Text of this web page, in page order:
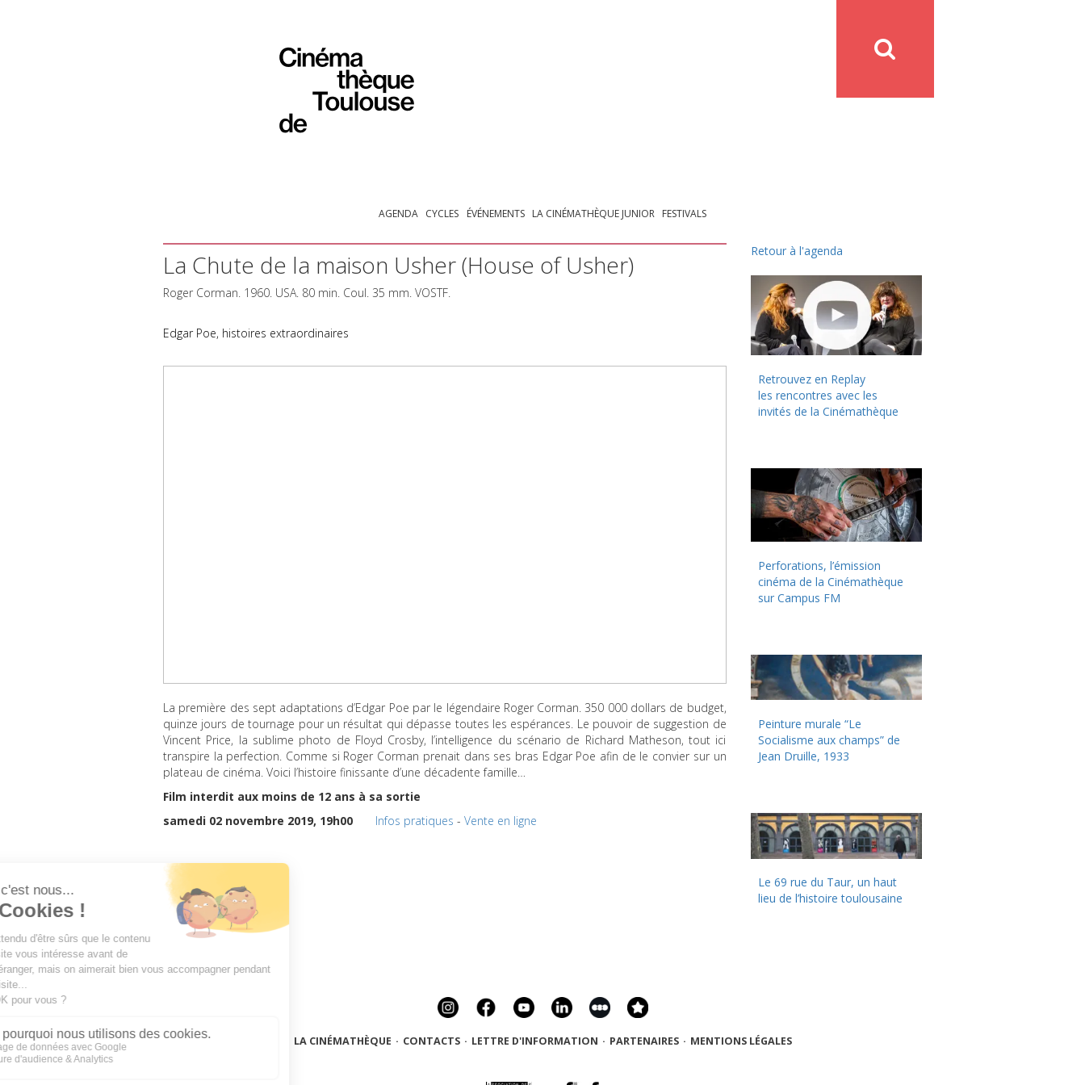
AGENDA CYCLES ÉVÉNEMENTS LA CINÉMATHÈQUE JUNIOR FESTIVALS
La Chute de la maison Usher (House of Usher)
Roger Corman. 1960. USA. 80 min. Coul. 35 mm. VOSTF.
Edgar Poe, histoires extraordinaires
La première des sept adaptations d’Edgar Poe par le légendaire Roger Corman. 350 000 dollars de budget,
quinze jours de tournage pour un résultat qui dépasse toutes les espérances. Le pouvoir de suggestion de
Vincent Price, la sublime photo de Floyd Crosby, l’intelligence du scénario de Richard Matheson, tout ici
transpire la perfection. Comme si Roger Corman prenait dans ses bras Edgar Poe afin de le convier sur un
plateau de cinéma. Voici l’histoire finissante d’une décadente famille…
Film interdit aux moins de 12 ans à sa sortie
samedi 02 novembre 2019, 19h00
Infos pratiques - Vente en ligne
Retour à l'agenda
Retrouvez en Replay
les rencontres avec les
invités de la Cinémathèque
Perforations, l’émission
cinéma de la Cinémathèque
sur Campus FM
Peinture murale “Le
Socialisme aux champs” de
Jean Druille, 1933
Le 69 rue du Taur, un haut
lieu de l’histoire toulousaine
LA CINÉMATHÈQUE · CONTACTS · LETTRE D'INFORMATION · PARTENAIRES · MENTIONS LÉGALES